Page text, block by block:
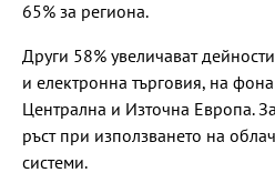
65% за региона.
Други 58% увеличават
и електронна търговия, на
Централна и Източна Европа.
ръст при използването на
системи.